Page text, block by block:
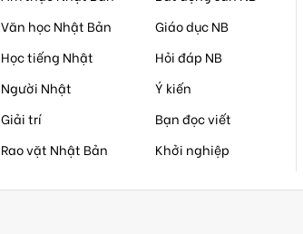
Văn học Nhật Bản
Học tiếng Nhật
Người Nhật
Giải trí
Rao vặt Nhật Bản
Giáo dục NB
Hỏi đáp NB
Ý kiến
Bạn đọc viết
Khởi nghiệp